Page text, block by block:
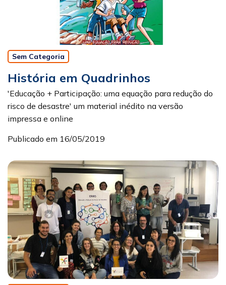
Sem Categoria
História em Quadrinhos
'Educação + Participação: uma equação para redução do
risco de desastre' um material inédito na versão
impressa e online
Publicado em 16/05/2019